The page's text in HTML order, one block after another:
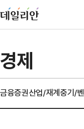
경제
금융증권산업/재계중기/